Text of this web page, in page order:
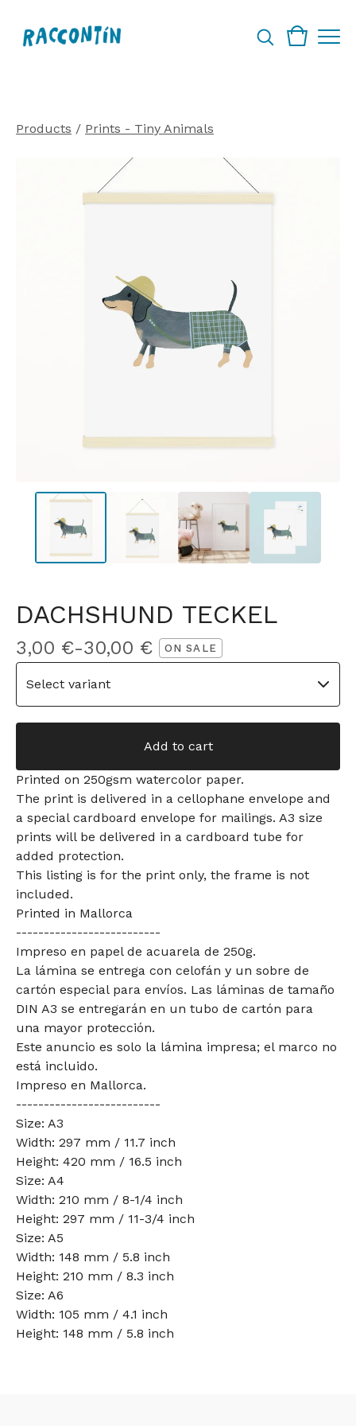
Products / Prints - Tiny Animals
DACHSHUND TECKEL
3,00 €-30,00 € ON SALE
Add to cart
Printed on 250gsm watercolor paper.
The print is delivered in a cellophane envelope and
a special cardboard envelope for mailings. A3 size
prints will be delivered in a cardboard tube for
added protection.
This listing is for the print only, the frame is not
included.
Printed in Mallorca
--------------------------
Impreso en papel de acuarela de 250g.
La lámina se entrega con celofán y un sobre de
cartón especial para envíos. Las láminas de tamaño
DIN A3 se entregarán en un tubo de cartón para
una mayor protección.
Este anuncio es solo la lámina impresa; el marco no
está incluido.
Impreso en Mallorca.
--------------------------
Size: A3
Width: 297 mm / 11.7 inch
Height: 420 mm / 16.5 inch
Size: A4
Width: 210 mm / 8-1/4 inch
Height: 297 mm / 11-3/4 inch
Size: A5
Width: 148 mm / 5.8 inch
Height: 210 mm / 8.3 inch
Size: A6
Width: 105 mm / 4.1 inch
Height: 148 mm / 5.8 inch